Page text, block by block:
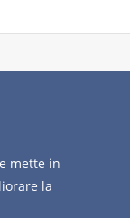
mette in
la